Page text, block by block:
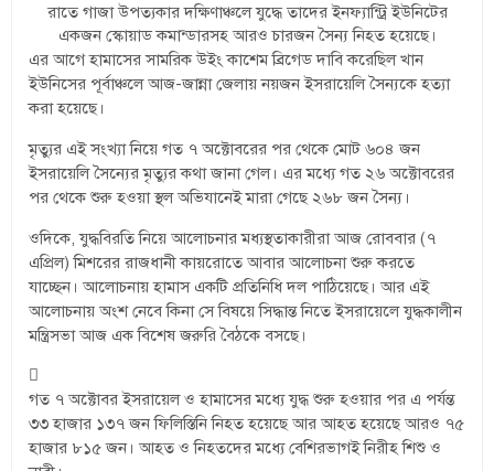
রাতে গাজা উপত্যকার দক্ষিণাঞ্চলে যুদ্ধে তাদের ইনফ্যান্ট্রি ইউনিটের
একজন স্কোয়াড কমান্ডারসহ আরও চারজন সৈন্য নিহত হয়েছে।
এর আগে হামাসের সামরিক উইং কাশেম ব্রিগেড দাবি করেছিল খান
ইউনিসের পূর্বাঞ্চলে আজ-জান্না জেলায় নয়জন ইসরায়েলি সৈন্যকে হত্যা
করা হয়েছে।
মৃত্যুর এই সংখ্যা নিয়ে গত ৭ অক্টোবরের পর থেকে মোট ৬০৪ জন
ইসরায়েলি সৈন্যের মৃত্যুর কথা জানা গেল। এর মধ্যে গত ২৬ অক্টোবরের
পর থেকে শুরু হওয়া স্থল অভিযানেই মারা গেছে ২৬৮ জন সৈন্য।
ওদিকে, যুদ্ধবিরতি নিয়ে আলোচনার মধ্যস্থতাকারীরা আজ রোববার (৭
এপ্রিল) মিশরের রাজধানী কায়রোতে আবার আলোচনা শুরু করতে
যাচ্ছেন। আলোচনায় হামাস একটি প্রতিনিধি দল পাঠিয়েছে। আর এই
আলোচনায় অংশ নেবে কিনা সে বিষয়ে সিদ্ধান্ত নিতে ইসরায়েলে যুদ্ধকালীন
মন্ত্রিসভা আজ এক বিশেষ জরুরি বৈঠকে বসছে।
গত ৭ অক্টোবর ইসরায়েল ও হামাসের মধ্যে যুদ্ধ শুরু হওয়ার পর এ পর্যন্ত
৩৩ হাজার ১৩৭ জন ফিলিস্তিনি নিহত হয়েছে আর আহত হয়েছে আরও ৭৫
হাজার ৮১৫ জন। আহত ও নিহতদের মধ্যে বেশিরভাগই নিরীহ শিশু ও